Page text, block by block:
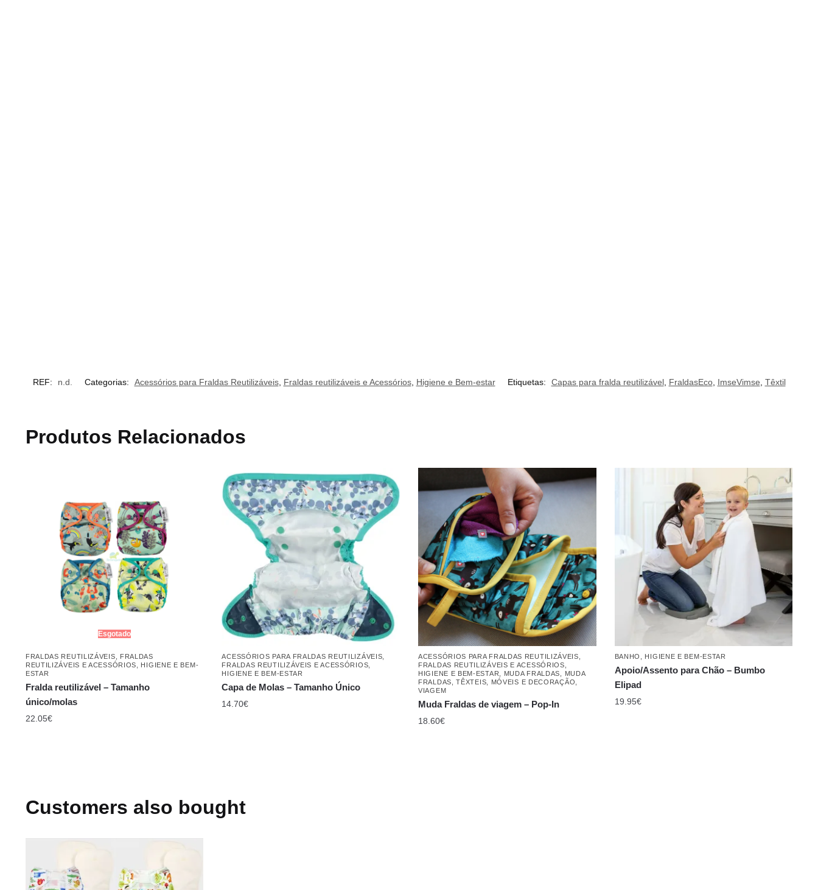
REF: n.d. Categorias: Acessórios para Fraldas Reutilizáveis, Fraldas reutilizáveis e Acessórios, Higiene e Bem-estar Etiquetas: Capas para fralda reutilizável, FraldasEco, ImseVimse Têxtil
Produtos Relacionados
Esgotado
FRALDAS REUTILIZÁVEIS
FRALDAS
REUTILIZÁVEIS E ACESSÓRIOS
HIGIENE E BEM-
ESTAR
Fralda reutilizável – Tamanho
único/molas
22.05€
ACESSÓRIOS PARA FRALDAS REUTILIZÁVEIS
FRALDAS REUTILIZÁVEIS E ACESSÓRIOS
HIGIENE E BEM-ESTAR
Capa de Molas – Tamanho Único
14.70€
ACESSÓRIOS PARA FRALDAS REUTILIZÁVEIS
FRALDAS REUTILIZÁVEIS E ACESSÓRIOS
HIGIENE E BEM-ESTAR
MUDA FRALDAS
MUDA
FRALDAS ,TÊXTEIS, MÓVEIS E DECORAÇÃO
VIAGEM
Muda Fraldas de viagem – Pop-In
18.60€
BANHO HIGIENE E BEM-ESTAR
Apoio/Assento para Chão – Bumbo
Elipad
19.95€
Customers also bought